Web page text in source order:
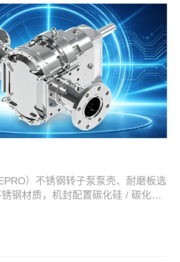
70mm，不易堵料；
，大幅降低易损件更换成本；
优化密封结构，设备使用寿命提升
头体积仅为同规格螺杆泵 1/3；
设备可兼顾进料、卸料；
体、气蚀工况不敏感。
生产基地完成装配、测试与耐久校
政污水、化工、矿业污泥输送项
型与定制化成套泵组，同步支持海
）不锈钢转子泵泵壳、耐磨板选
钢材质，机封配置碳化硅 / 碳化硅
高粘度浆料、药剂输送、MBR 膜药